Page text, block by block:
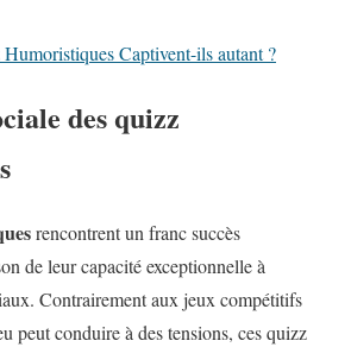
Captivent-ils autant ?
des quizz
rencontrent un franc succès
de leur capacité exceptionnelle à
Contrairement aux jeux compétitifs
peut conduire à des tensions, ces quizz